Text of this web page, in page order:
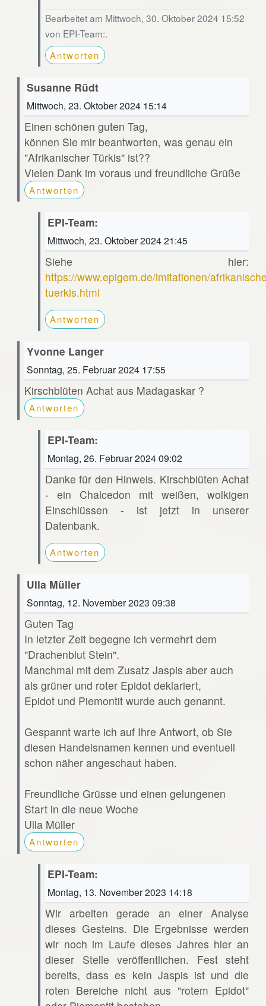
Bearbeitet am Mittwoch, 30. Oktober 2024 15:52
von EPI-Team:.
Antworten
Susanne Rüdt
Mittwoch, 23. Oktober 2024 15:14
Einen schönen guten Tag,
können Sie mir beantworten, was genau ein
"Afrikanischer Türkis" ist??
Vielen Dank im voraus und freundliche Grüße
Antworten
EPI-Team:
Mittwoch, 23. Oktober 2024 21:45
Siehe hier:
https://www.epigem.de/imitationen/
tuerkis.html
Antworten
Yvonne Langer
Sonntag, 25. Februar 2024 17:55
Kirschblüten Achat aus Madagaskar ?
Antworten
EPI-Team:
Montag, 26. Februar 2024 09:02
Danke für den Hinweis. Kirschblüten Achat
- ein Chalcedon mit weißen, wolkigen
Einschlüssen - ist jetzt in unserer
Datenbank.
Antworten
Ulla Müller
Sonntag, 12. November 2023 09:38
Guten Tag
In letzter Zeit begegne ich vermehrt dem
"Drachenblut Stein".
Manchmal mit dem Zusatz Jaspis aber auch
als grüner und roter Epidot deklariert,
Epidot und Piemontit wurde auch genannt.
Gespannt warte ich auf Ihre Antwort, ob Sie
diesen Handelsnamen kennen und eventuell
schon näher angeschaut haben.
Freundliche Grüsse und einen gelungenen
Start in die neue Woche
Ulla Müller
Antworten
EPI-Team:
Montag, 13. November 2023 14:18
Wir arbeiten gerade an einer Analyse
dieses Gesteins. Die Ergebnisse werden
wir noch im Laufe dieses Jahres hier an
dieser Stelle veröffentlichen. Fest steht
bereits, dass es kein Jaspis ist und die
roten Bereiche nicht aus "rotem Epidot"